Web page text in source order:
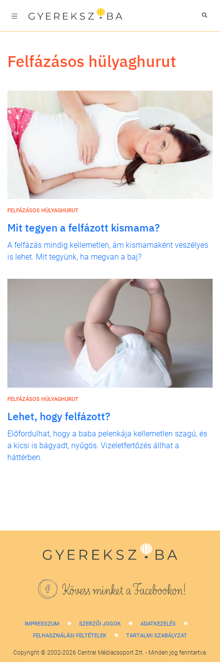
felfázásos hülyaghurut
FELFÁZÁSOS HÜLYAGHURUT
Mit tegyen a felfázott kismama?
A felfázás mindig kellemetlen, ám kismamaként veszélyes
is lehet. Mit tegyünk, ha megvan a baj?
FELFÁZÁSOS HÜLYAGHURUT
Lehet, hogy felfázott?
Előfordulhat, hogy a baba pelenkája kellemetlen szagú, és
a kicsi is bágyadt, nyűgös. Vizeletfertőzés állhat a
háttérben.
Kövess minket a Facebookon!
IMPRESSZUM SZERZŐI JOGOK
ADATKEZELÉS
FELHASZNÁLÁSI FELTÉTELEK
TARTALMI SZABÁLYZAT
Copyright © 2002-2026 Central Médiacsoport Zrt. - Minden jog fenntartva.